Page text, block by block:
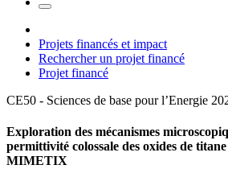
Projets financés et impact
Rechercher un projet financé
Projet financé
CE50 - Sciences de base pour l’Energie
Exploration des mécanismes
permittivité colossale des oxides de
MIMETIX